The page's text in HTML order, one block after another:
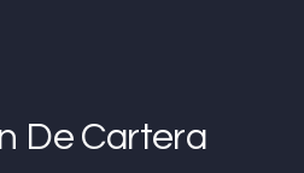
De Cartera